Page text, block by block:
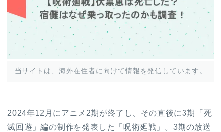
当サイトは、海外在住者に向けて情報を発信しています。
2024年12月にアニメ2期が終了し、その直後に3期「死
滅回遊」編の制作を発表した「呪術廻戦」。3期の放送